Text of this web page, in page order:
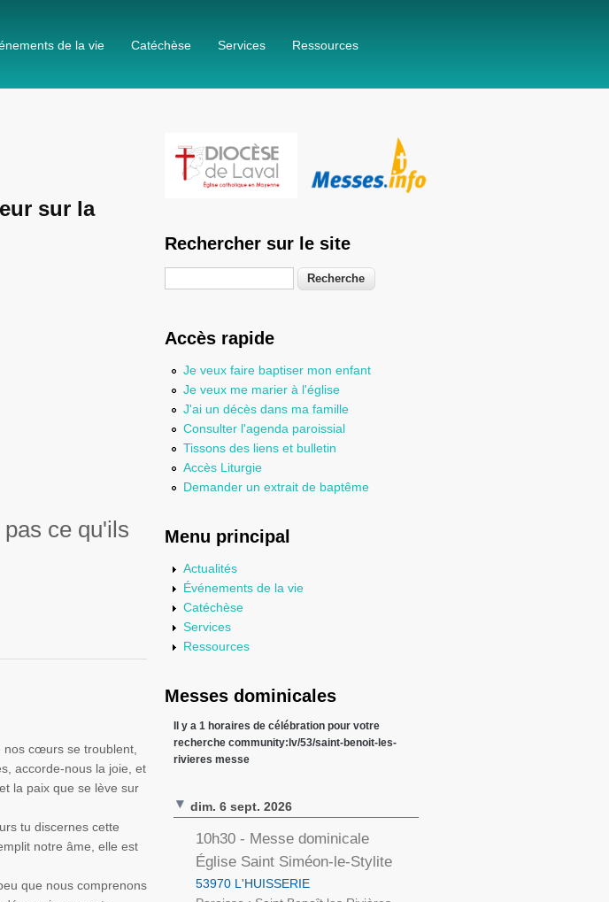
de la vie Catéchèse Services Ressources
sur la
pas ce qu'ils
nos cœurs se troublent,
accorde-nous la joie, et
la paix que se lève sur
tu discernes cette
notre âme, elle est
que nous comprenons
Rechercher sur le site
Accès rapide
Je veux faire baptiser mon enfant
Je veux me marier à l'église
J'ai un décès dans ma famille
Consulter l'agenda paroissial
Tissons des liens et bulletin
Accès Liturgie
Demander un extrait de baptême
Menu principal
Actualités
Événements de la vie
Catéchèse
Services
Ressources
Messes dominicales
Il y a 1 horaires de célébration pour votre
recherche community:lv/53/saint-benoit-les-
rivieres messe
dim. 6 sept. 2026
10h30 - Messe dominicale
Église Saint Siméon-le-Stylite
53970 L'HUISSERIE